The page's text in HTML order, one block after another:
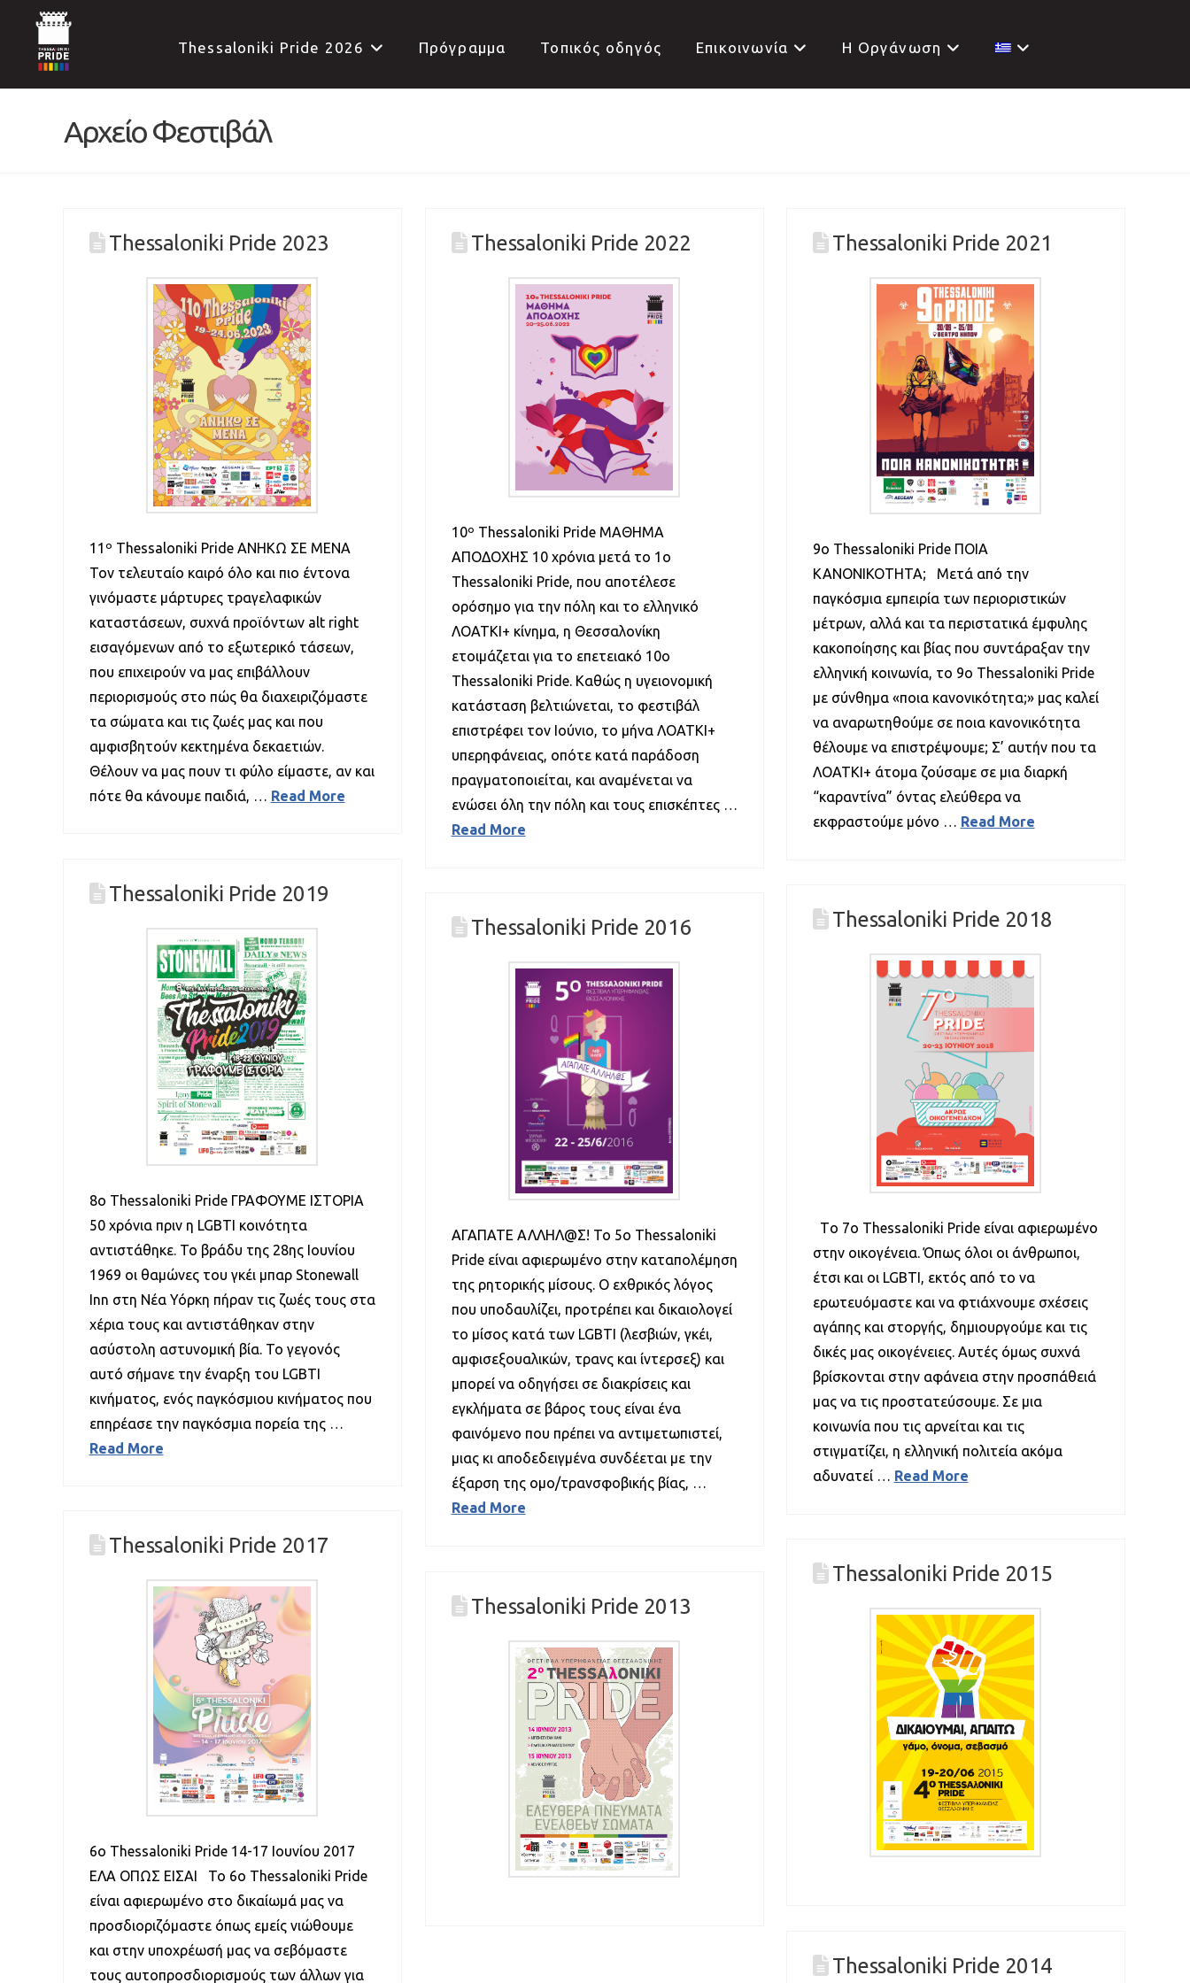
Thessaloniki Pride 2026 Πρόγραμμα Τοπικός οδηγός Επικοινωνία H Oργάνωση
Αρχείο Φεστιβάλ
Thessaloniki Pride 2023
11º Thessaloniki Pride ΑΝΗΚΩ ΣΕ ΜΕΝΑ
Τον τελευταίο καιρό όλο και πιο έντονα
γινόμαστε μάρτυρες τραγελαφικών
καταστάσεων, συχνά προϊόντων alt right
εισαγόμενων από το εξωτερικό τάσεων,
που επιχειρούν να μας επιβάλλουν
περιορισμούς στο πώς θα διαχειριζόμαστε
τα σώματα και τις ζωές μας και που
αμφισβητούν κεκτημένα δεκαετιών.
Θέλουν να μας πουν τι φύλο είμαστε, αν και
πότε θα κάνουμε παιδιά, … Read More
Thessaloniki Pride 2022
10º Thessaloniki Pride ΜΑΘΗΜΑ
ΑΠΟΔΟΧΗΣ 10 χρόνια μετά το 1ο
Thessaloniki Pride, που αποτέλεσε
ορόσημο για την πόλη και το ελληνικό
ΛΟΑΤΚΙ+ κίνημα, η Θεσσαλονίκη
ετοιμάζεται για το επετειακό 10ο
Thessaloniki Pride. Καθώς η υγειονομική
κατάσταση βελτιώνεται, το φεστιβάλ
επιστρέφει τον Ιούνιο, το μήνα ΛΟΑΤΚΙ+
υπερηφάνειας, οπότε κατά παράδοση
πραγματοποιείται, και αναμένεται να
ενώσει όλη την πόλη και τους επισκέπτες …
Read More
Thessaloniki Pride 2021
9ο Thessaloniki Pride ΠΟΙΑ
ΚΑΝΟΝΙΚΟΤΗΤΑ; Μετά από την
παγκόσμια εμπειρία των περιοριστικών
μέτρων, αλλά και τα περιστατικά έμφυλης
κακοποίησης και βίας που συντάραξαν την
ελληνική κοινωνία, το 9ο Thessaloniki Pride
με σύνθημα «ποια κανονικότητα;» μας καλεί
να αναρωτηθούμε σε ποια κανονικότητα
θέλουμε να επιστρέψουμε; Σ’ αυτήν που τα
ΛΟΑΤΚΙ+ άτομα ζούσαμε σε μια διαρκή
“καραντίνα” όντας ελεύθερα να
εκφραστούμε μόνο … Read More
Thessaloniki Pride 2019
8ο Thessaloniki Pride ΓΡΑΦΟΥΜΕ ΙΣΤΟΡΙΑ
50 χρόνια πριν η LGBTI κοινότητα
αντιστάθηκε. Το βράδυ της 28ης Ιουνίου
1969 οι θαμώνες του γκέι μπαρ Stonewall
Inn στη Νέα Υόρκη πήραν τις ζωές τους στα
χέρια τους και αντιστάθηκαν στην
ασύστολη αστυνομική βία. Το γεγονός
αυτό σήμανε την έναρξη του LGBTI
κινήματος, ενός παγκόσμιου κινήματος που
επηρέασε την παγκόσμια πορεία της …
Read More
Thessaloniki Pride 2018
Tο 7o Thessaloniki Pride είναι αφιερωμένο
στην οικογένεια. Όπως όλοι οι άνθρωποι,
έτσι και οι LGBTI, εκτός από το να
ερωτευόμαστε και να φτιάχνουμε σχέσεις
αγάπης και στοργής, δημιουργούμε και τις
δικές μας οικογένειες. Αυτές όμως συχνά
βρίσκονται στην αφάνεια στην προσπάθειά
μας να τις προστατεύσουμε. Σε μια
κοινωνία που τις αρνείται και τις
στιγματίζει, η ελληνική πολιτεία ακόμα
αδυνατεί … Read More
Thessaloniki Pride 2016
ΑΓΑΠΑΤΕ ΑΛΛΗΛ@Σ! Το 5ο Thessaloniki
Pride είναι αφιερωμένο στην καταπολέμηση
της ρητορικής μίσους. Ο εχθρικός λόγος
που υποδαυλίζει, προτρέπει και δικαιολογεί
το μίσος κατά των LGBTI (λεσβιών, γκέι,
αμφισεξουαλικών, τρανς και ίντερσεξ) και
μπορεί να οδηγήσει σε διακρίσεις και
εγκλήματα σε βάρος τους είναι ένα
φαινόμενο που πρέπει να αντιμετωπιστεί,
μιας κι αποδεδειγμένα συνδέεται με την
έξαρση της ομο/τρανσφοβικής βίας, …
Read More
Thessaloniki Pride 2017
6ο Thessaloniki Pride 14-17 Ιουνίου 2017
ΕΛΑ ΟΠΩΣ ΕΙΣΑΙ Το 6ο Thessaloniki Pride
είναι αφιερωμένο στο δικαίωμά μας να
προσδιοριζόμαστε όπως εμείς νιώθουμε
και στην υποχρέωσή μας να σεβόμαστε
τους αυτοπροσδιορισμούς των άλλων για
Thessaloniki Pride 2015
Thessaloniki Pride 2013
Thessaloniki Pride 2014